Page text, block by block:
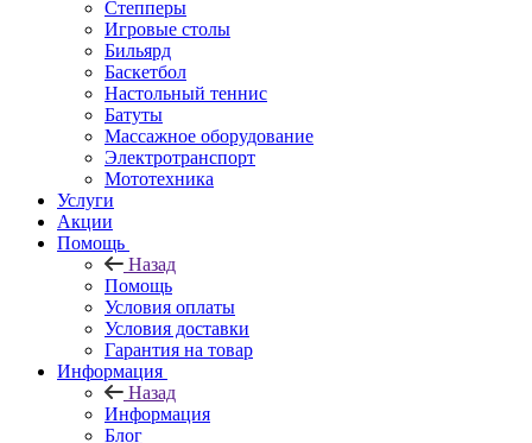
Степперы
Игровые столы
Бильярд
Баскетбол
Настольный теннис
Батуты
Массажное оборудование
Электротранспорт
Мототехника
Услуги
Акции
Помощь
Назад
Помощь
Условия оплаты
Условия доставки
Гарантия на товар
Информация
Назад
Информация
Блог